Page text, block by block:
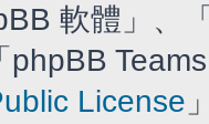
軟體」、
phpBB
License